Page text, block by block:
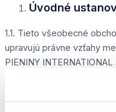
Úvodné
1.1. Tieto všeobecné
upravujú právne vzťahy
PIENINY
fyzickými alebo
ktoré využívajú služby